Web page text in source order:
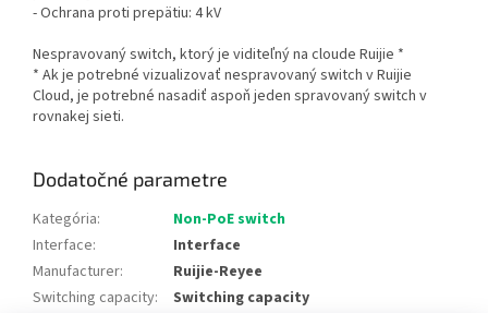
- Ochrana proti prepätiu: 4 kV
Nespravovaný switch, ktorý je viditeľný na cloude Ruijie *
* Ak je potrebné vizualizovať nespravovaný switch v Ruijie
Cloud, je potrebné nasadiť aspoň jeden spravovaný switch v
rovnakej sieti.
Dodatočné parametre
Kategória:
Non-PoE switch
Interface:
Interface
Manufacturer:
Ruijie-Reyee
Switching capacity: Switching capacity